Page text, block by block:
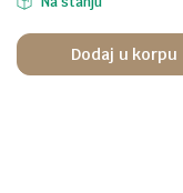
Dodaj u korpu